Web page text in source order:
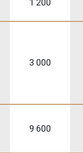
1 200
3 000
9 600